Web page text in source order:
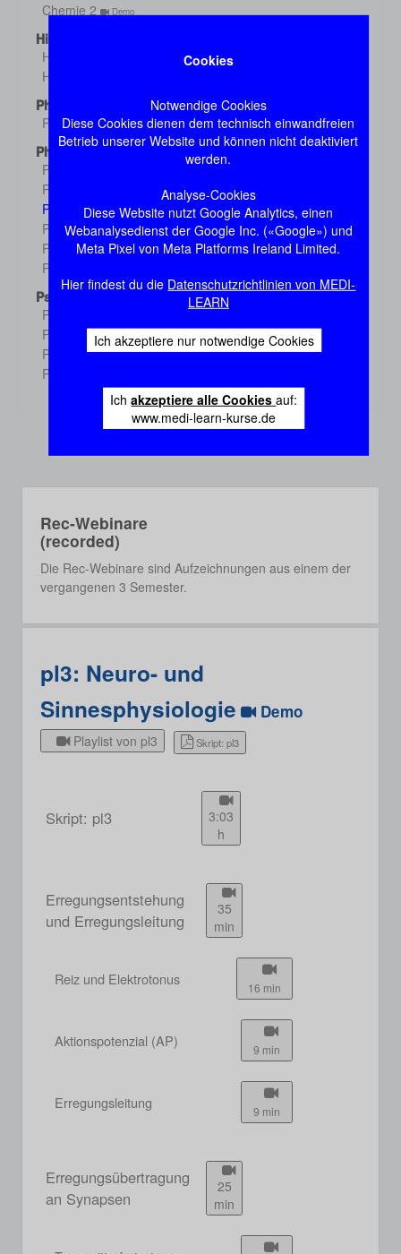
Cookies
Notwendige Cookies
Diese Cookies dienen dem technisch einwandfreien
Betrieb unserer Website und können nicht deaktiviert
werden.
Analyse-Cookies
Diese Website nutzt Google Analytics, einen
Webanalysedienst der Google Inc. («Google») und
Meta Pixel von Meta Platforms Ireland Limited.
Hier findest du die Datenschutzrichtlinien von MEDI-
LEARN
Ich akzeptiere nur notwendige Cookies
Ichakzeptiere alle Cookiesauf:
www.medi-learn-kurse.de
Chemie 2 Demo
Histologie
Histologie s1
Histologie s2
Physik
Physik
Demo
Physiologie
Physiologie 1
Physiologie 2
Physiologie 3 Demo
Physiologie 4 Demo
Physiologie 5 Demo
Physiologie 6
Psychologie
Psychologie 1
Psychologie 2 Demo
Psychologie 3 Demo
Psychologie 4
Rec-Webinare
(recorded)
Die Rec-Webinare sind Aufzeichnungen aus einem der
vergangenen 3 Semester.
pl3: Neuro- und
Sinnesphysiologie
Demo
Playlist von pl3 Skript: pl3
Skript: pl3
3:03
h
Erregungsentstehung
und Erregungsleitung
35
min
Reiz und Elektrotonus 16 min
Aktionspotenzial (AP) 9 min
Erregungsleitung 9 min
Erregungsübertragung
an Synapsen
25
min